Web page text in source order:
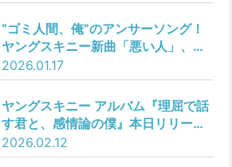
“ゴミ人間、俺”のアンサーソング！
ヤングスキニー新曲「悪い人」、ア
ルバム先行配信＆プレオーダー開始
2026.01.17
ヤングスキニー アルバム『理屈で話
す君と、感情論の僕』本日リリー
ス！リード楽曲「stay with me」ミ
ュージックビデオ公開！
2026.02.12